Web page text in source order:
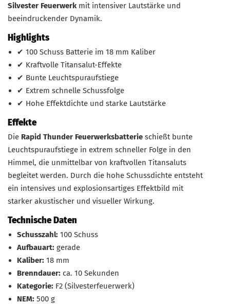
Silvester Feuerwerkmit intensiver Lautstärke und
beeindruckender Dynamik.
Highlights
✔ 100 Schuss Batterie im 18 mm Kaliber
✔ Kraftvolle Titansalut-Effekte
✔ Bunte Leuchtspuraufstiege
✔ Extrem schnelle Schussfolge
✔ Hohe Effektdichte und starke Lautstärke
Effekte
Die Rapid Thunder Feuerwerksbatterie schießt bunte
Leuchtspuraufstiege in extrem schneller Folge in den
Himmel, die unmittelbar von kraftvollen Titansaluts
begleitet werden. Durch die hohe Schussdichte entsteht
ein intensives und explosionsartiges Effektbild mit
starker akustischer und visueller Wirkung.
Technische Daten
Schusszahl: 100 Schuss
Aufbauart: gerade
Kaliber: 18 mm
Brenndauer: ca. 10 Sekunden
Kategorie: F2 (Silvesterfeuerwerk)
NEM: 500 g